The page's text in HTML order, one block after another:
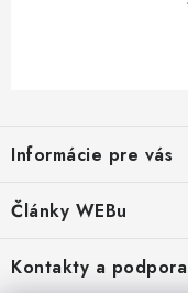
p
ä
Informácie pre vás
Obchodné podmienky
Moja objednávka
Články WEBu
Dôležité oznamy
16.6.2026
Kontakty a podpora